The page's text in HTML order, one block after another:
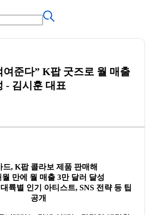
여준다” K팝 굿즈로 월 매출
- 김시훈 대표
드, K팝 콜라보 제품 판매해
월 만에 월 매출 3만 달러 달성
륙별 인기 아티스트, SNS 전략 등 팁
공개